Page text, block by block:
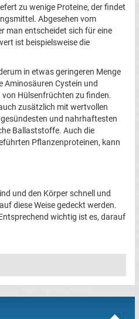
zu wenige Proteine, der findet
Abgesehen vom
man entscheidet sich für eine
ist beispielsweise die
in etwas geringeren Menge
Aminosäuren Cystein und
Hülsenfrüchten zu finden.
zusätzlich mit wertvollen
und nahrhaftesten
Ballaststoffe. Auch die
Pflanzenproteinen, kann
und den Körper schnell und
diese Weise gedeckt werden.
wichtig ist es, darauf